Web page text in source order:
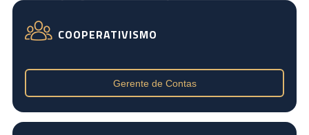
COOPERATIVISMO
Gerente de Contas